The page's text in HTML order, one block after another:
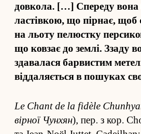
довкола. […] Спереду вона
ластівкою, що пірнає, щоб
на льоту пелюстку
що ковзає до землі. Ззаду
здавалася барвистим
від­даляється в пошуках
Le Chant de la fidèle
вірної Чунхян), пер. з кор.